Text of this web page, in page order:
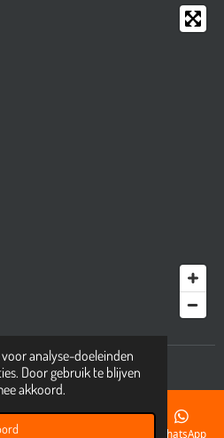
analyse-doeleinden
Door gebruik te blijven
akkoord.
WhatsApp